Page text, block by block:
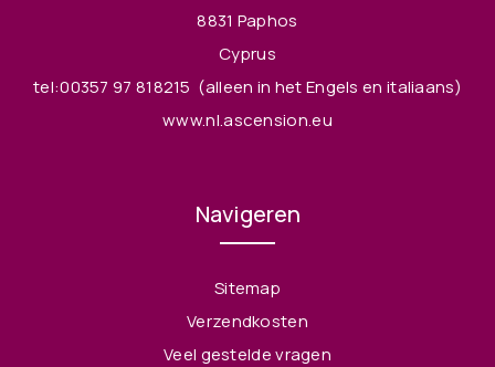
8831 Paphos
Cyprus
tel:00357 97 818215 (alleen in het Engels en italiaans)
www.nl.ascension.eu
Navigeren
Sitemap
Verzendkosten
Veel gestelde vragen